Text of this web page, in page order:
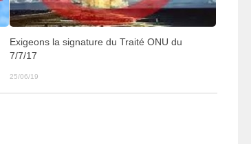
Exigeons la signature du Traité ONU du
7/7/17
25/06/19